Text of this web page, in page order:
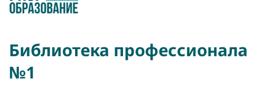
Библиотека профессионала
№1